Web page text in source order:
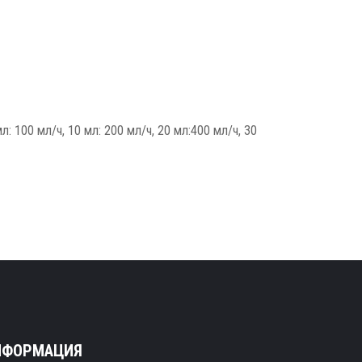
100 мл/ч, 10 мл: 200 мл/ч, 20 мл:400 мл/ч, 30